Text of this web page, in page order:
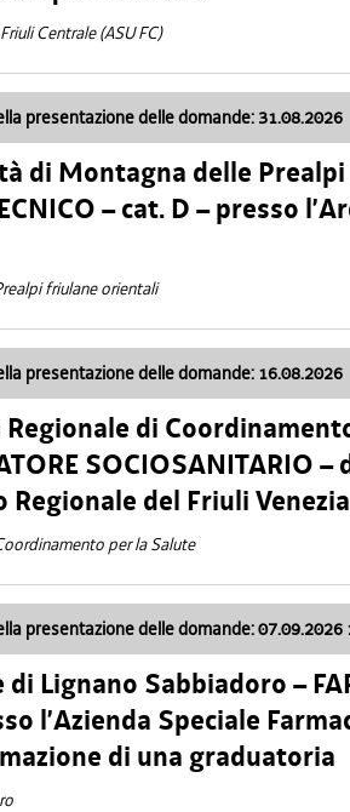
Centrale (ASU FC)
presentazione delle domande: 31.08.2026
di Montagna delle
– cat. D – presso
friulane orientali
presentazione delle domande: 16.08.2026
di
SOCIOSANITARIO
del Friuli
per la Salute
presentazione delle domande: 07.09.2026
Lignano Sabbiadoro –
l’Azienda Speciale
di una graduatoria